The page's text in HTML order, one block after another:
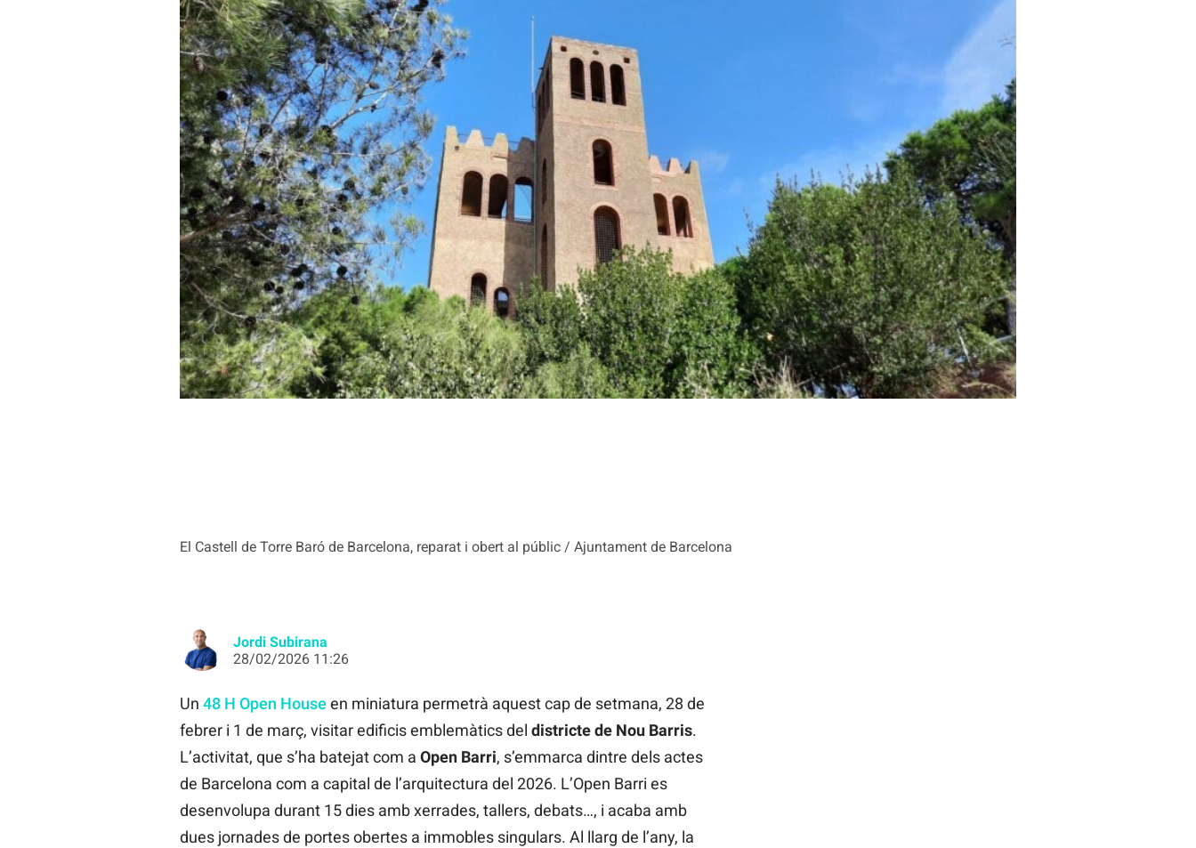
El Castell de Torre Baró de Barcelona, reparat i obert al públic / Ajuntament de Barcelona
Jordi Subirana
28/02/2026 11:26
Un 48 H Open House en miniatura permetrà aquest cap de setmana, 28 de
febrer i 1 de març, visitar edificis emblemàtics del districte de Nou Barris.
L’activitat, que s’ha batejat com a Open Barri, s’emmarca dintre dels actes
de Barcelona com a capital de l’arquitectura del 2026. L’Open Barri es
desenvolupa durant 15 dies amb xerrades, tallers, debats…, i acaba amb
dues jornades de portes obertes a immobles singulars. Al llarg de l’any, la